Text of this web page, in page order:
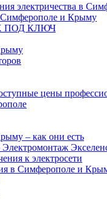
электричества в
Симферополе и Крыму
ПОД КЛЮЧ
цены
– как они есть
к электросети
в Симферополе и